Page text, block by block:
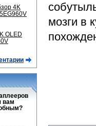
мозги в
4K
OLED
вам